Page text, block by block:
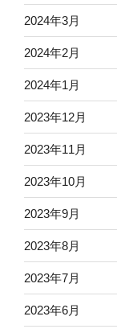
2024年3月
2024年2月
2024年1月
2023年12月
2023年11月
2023年10月
2023年9月
2023年8月
2023年7月
2023年6月